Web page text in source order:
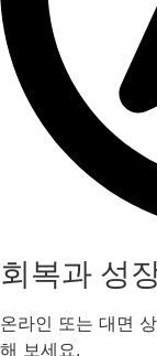
회복과 성
온라인 또는 대면
해 보세요.